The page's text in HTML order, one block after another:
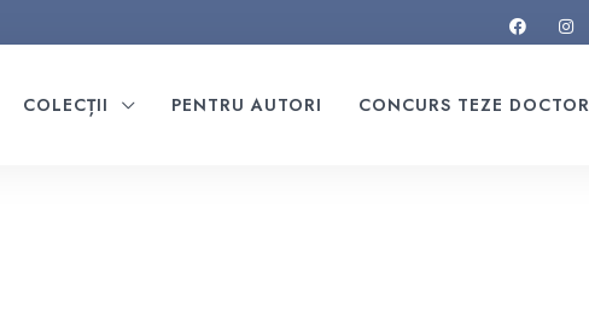
COLECȚII PENTRU AUTORI CONCURS TEZE